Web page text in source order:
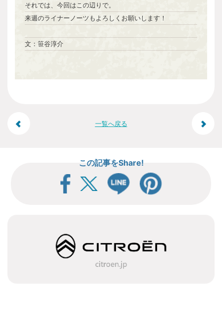
それでは、今回はこの辺りで。
来週のライナーノーツもよろしくお願いします！
文：笹谷淳介
投
一覧へ戻る
この記事をShare!